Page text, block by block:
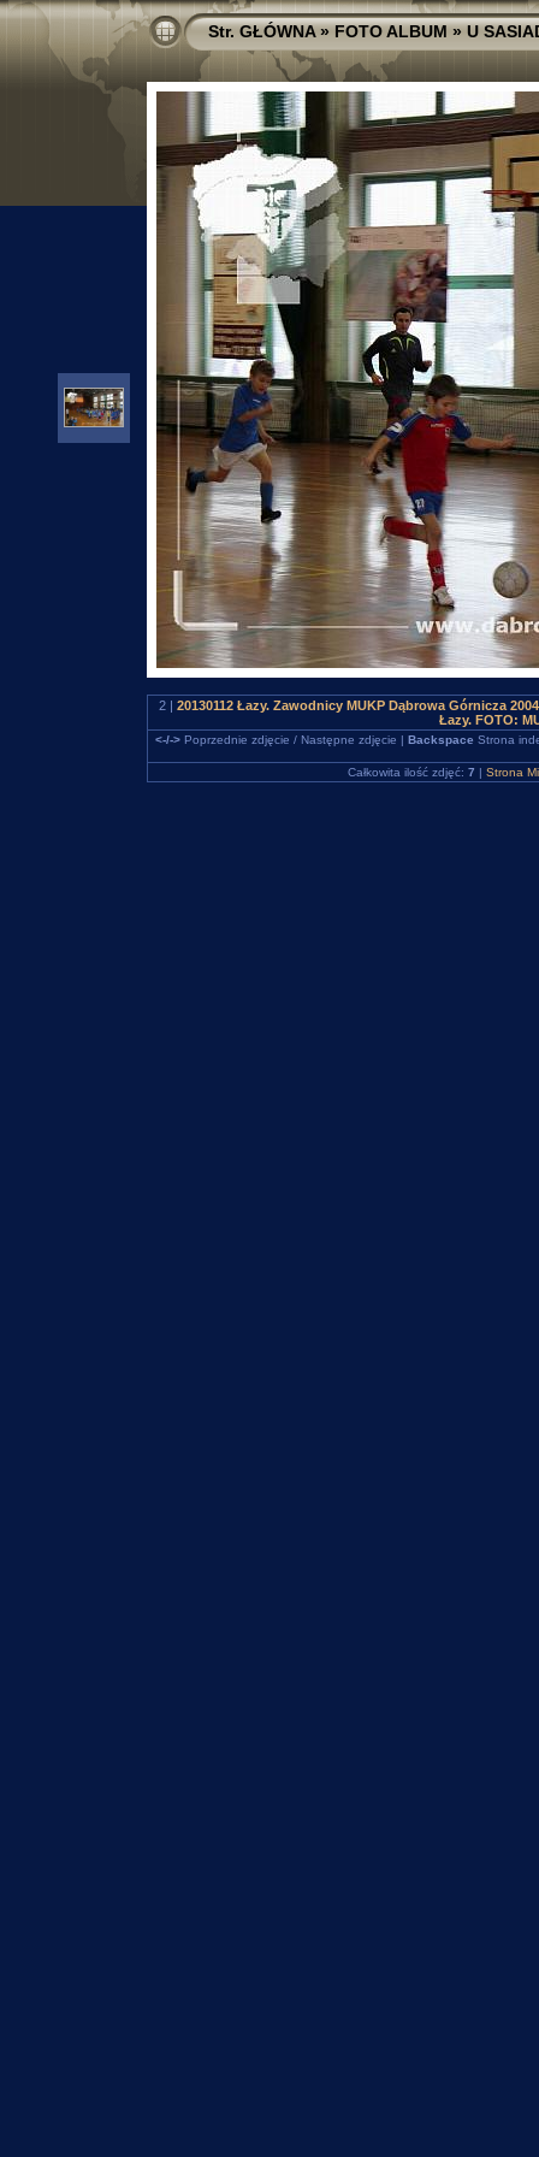
Str. GŁÓWNA»FOTO ALBUM»U
2 | 20130112 Łazy. Zawodnicy MUKP Dąbrowa Górnicza
Łazy. FOTO:
<-/->Poprzednie zdjęcie / Następne zdjęcie | Backspace Strona
Całkowita ilość zdjęć: 7 | Strona